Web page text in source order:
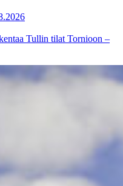
Tullin tilat Tornioon –